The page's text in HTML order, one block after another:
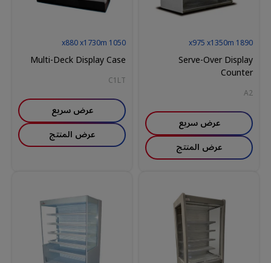
1890
975x1350m
Serve-Over Display
Counter
A2
عرض سريع
عرض المنتج
1050
880x1730m
Multi-Deck Display Case
C1LT
عرض سريع
عرض المنتج